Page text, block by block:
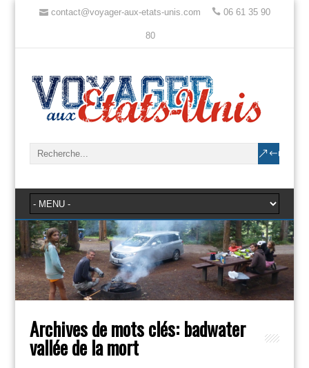
contact@voyager-aux-etats-unis.com 06 61 35 90
80
Archives de mots clés: badwater
vallée de la mort